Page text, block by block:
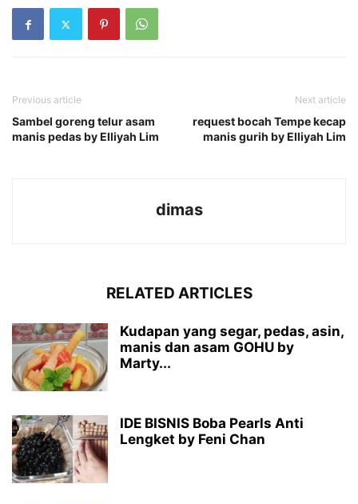
Previous article
Sambel goreng telur asam
manis pedas by Elliyah Lim
Next article
request bocah Tempe kecap
manis gurih by Elliyah Lim
dimas
RELATED ARTICLES
Kudapan yang segar, pedas, asin,
manis dan asam GOHU by
Marty...
IDE BISNIS Boba Pearls Anti
Lengket by Feni Chan